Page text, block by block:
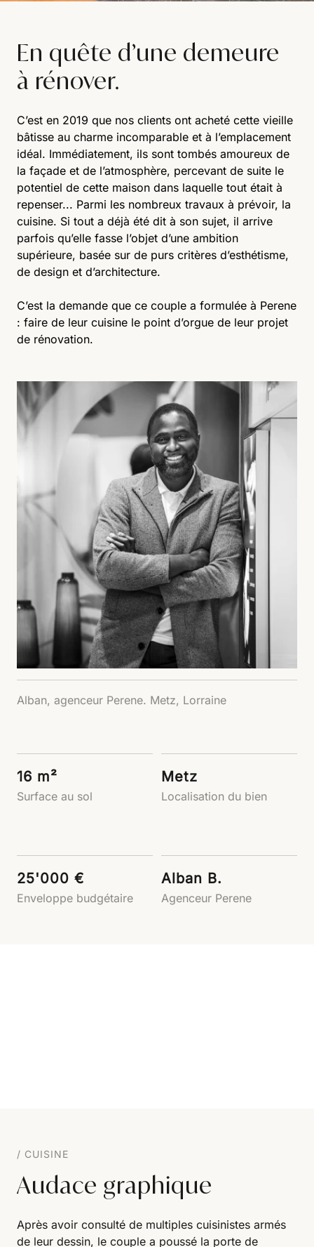
En quête d’une demeure
à rénover.
C’est en 2019 que nos clients ont acheté cette vieille
bâtisse au charme incomparable et à l’emplacement
idéal. Immédiatement, ils sont tombés amoureux de
la façade et de l’atmosphère, percevant de suite le
potentiel de cette maison dans laquelle tout était à
repenser... Parmi les nombreux travaux à prévoir, la
cuisine. Si tout a déjà été dit à son sujet, il arrive
parfois qu’elle fasse l’objet d’une ambition
supérieure, basée sur de purs critères d’esthétisme,
de design et d’architecture.
C’est la demande que ce couple a formulée à Perene
: faire de leur cuisine le point d’orgue de leur projet
de rénovation.
Alban, agenceur Perene. Metz, Lorraine
16 m²
Surface au sol
Metz
Localisation du bien
25'000 €
Enveloppe budgétaire
Alban B.
Agenceur Perene
CUISINE
Audace graphique
Après avoir consulté de multiples cuisinistes armés
de leur dessin, le couple a poussé la porte de